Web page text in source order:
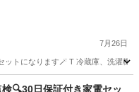
7月26日
ットになります🪄 T 冷蔵庫、洗濯
🔍30日保証付き家電セッ